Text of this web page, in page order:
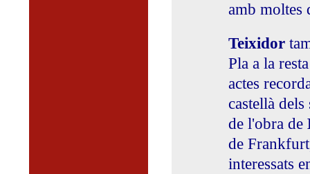
amb moltes
Teixidor
Pla a la
actes
castellà
de l'obra de
de
interessats